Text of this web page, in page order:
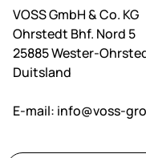
VOSS GmbH & Co. KG
Ohrstedt Bhf. Nord 5
25885 Wester-
Duitsland
E-mail: info@voss-